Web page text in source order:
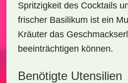
Spritzigkeit des Cocktails
frischer Basilikum ist ein
Kräuter das
beeinträchtigen können.
Benötigte Utensilien